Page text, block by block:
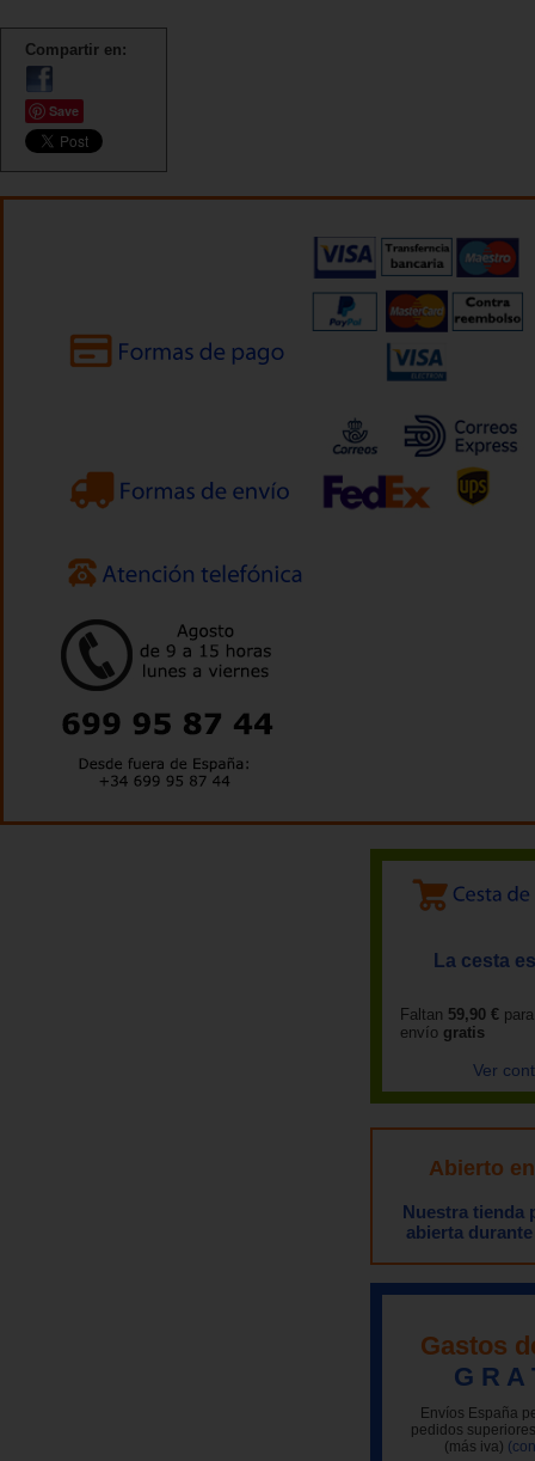
Compartir en:
Save
La cesta
Faltan 59,90 €
envío gratis
Ver
Abierto
Nuestra tienda
abierta
Gastos
G R A
Envíos España
pedidos
(más iva)